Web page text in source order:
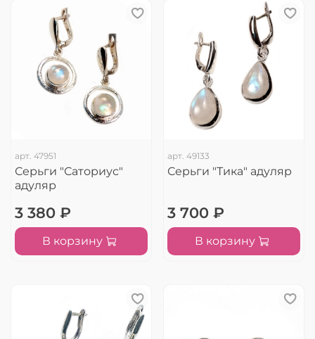
арт. 47951
Серьги "Саториус"
адуляр
3 380 ₽
В корзину
арт. 49133
Серьги "Тика" адуляр
3 700 ₽
В корзину